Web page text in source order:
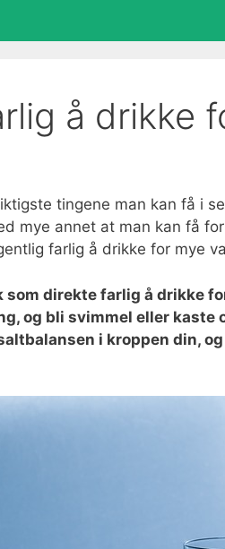
å drikke
tingene man kan få i
mye annet at man kan få
farlig å drikke for mye
som direkte farlig å drikke
og bli svimmel eller kaste
i kroppen din,